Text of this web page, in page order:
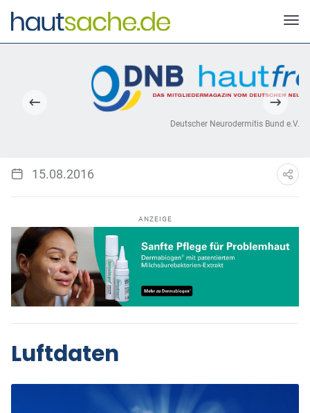
Deutscher Neurodermitis Bund e.V.
15.08.2016
ANZEIGE
Luftdaten